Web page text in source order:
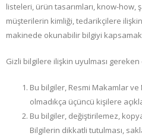
listeleri, ürün tasarımları, know-
müşterilerin kimliği, tedarikçilere
makinede okunabilir bilgiyi
Gizli bilgilere ilişkin uyulması
Bu bilgiler, Resmi Makamlar
olmadıkça üçüncü kişilere
Bu bilgiler, değiştirilemez,
Bilgilerin dikkatli tutulması,